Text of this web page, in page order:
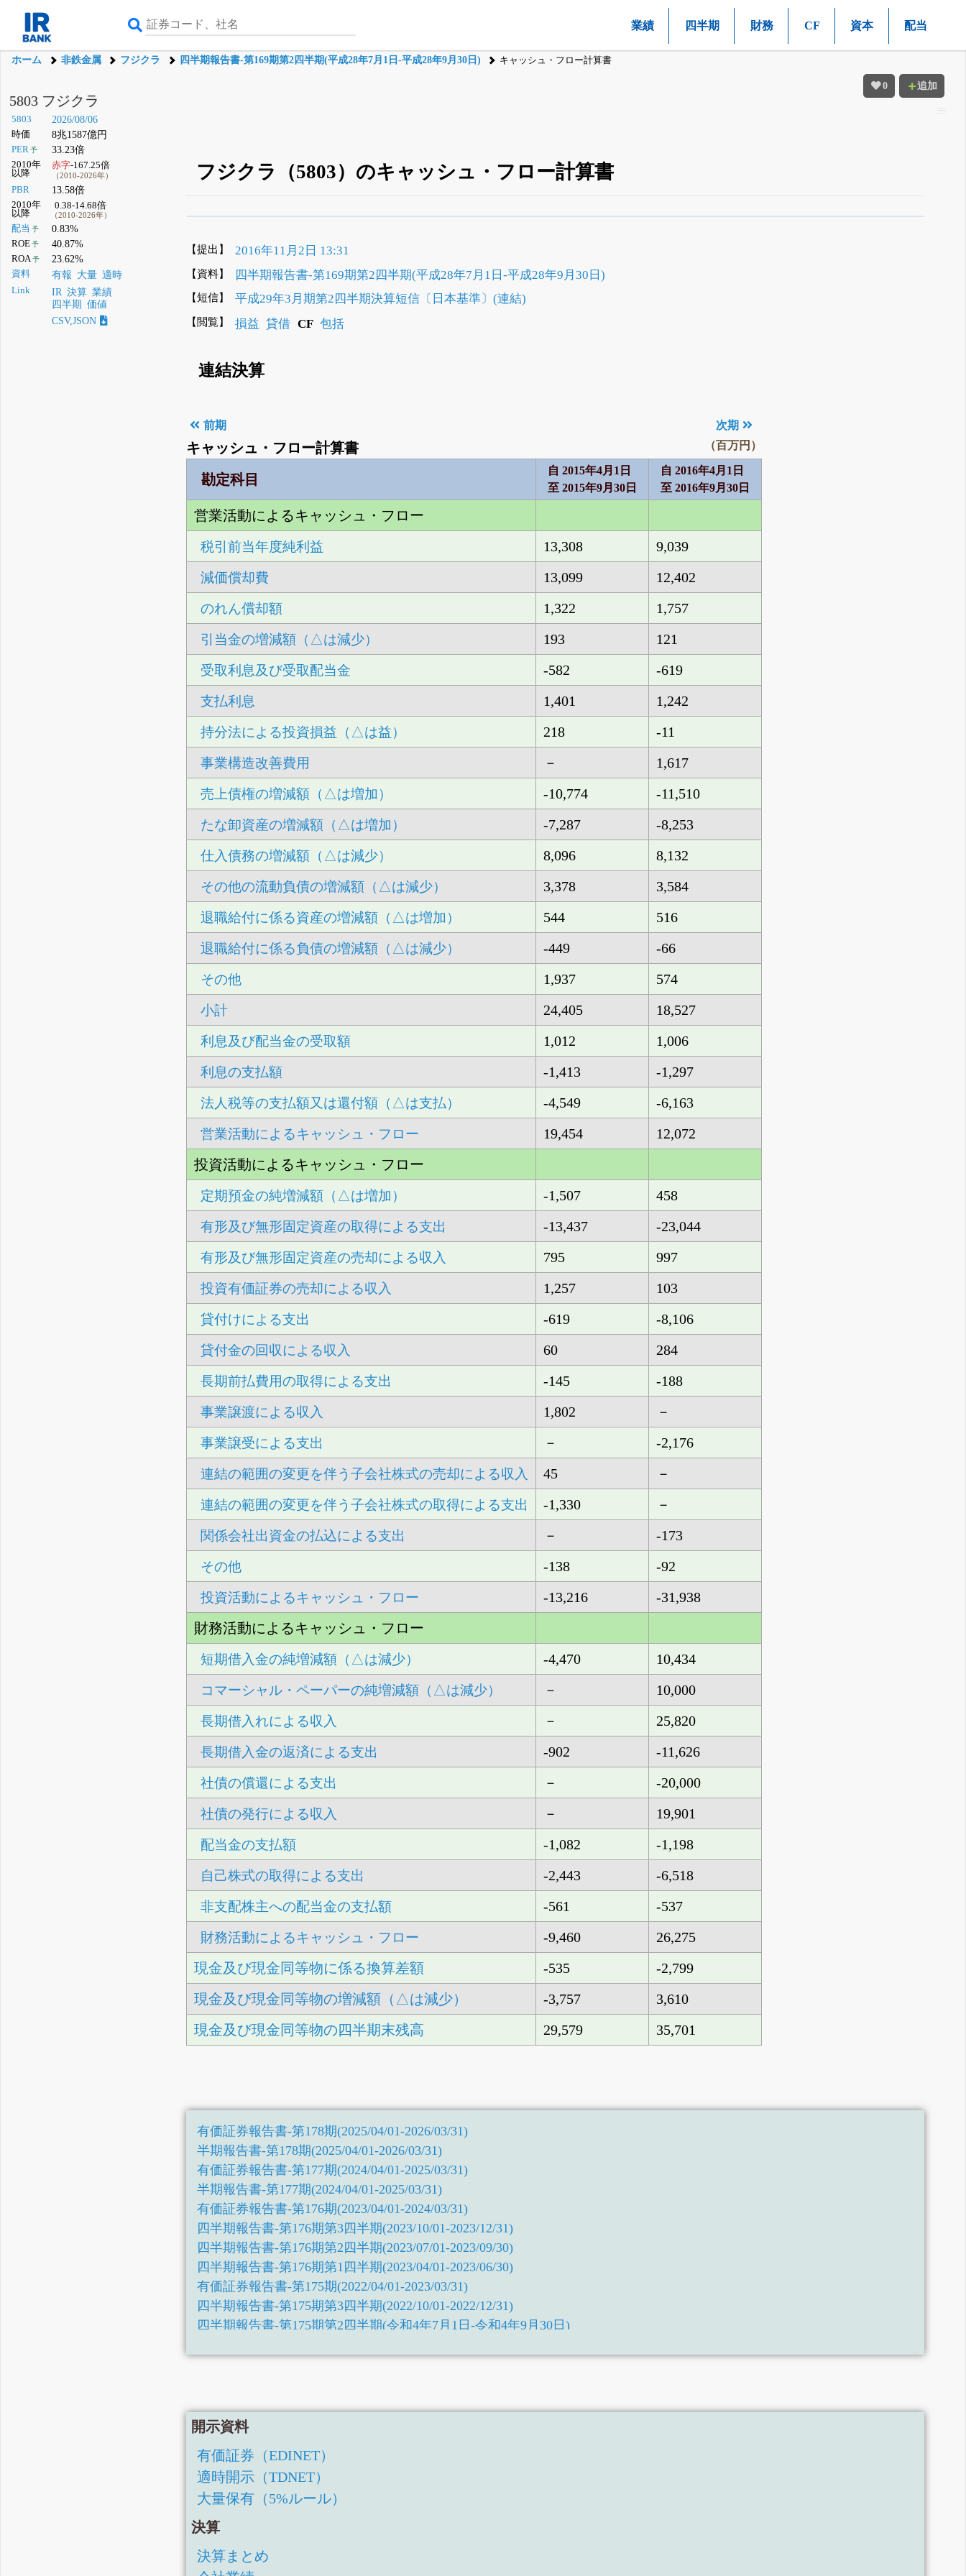
業績 四半期 財務 CF 資本 配当
ホーム 非鉄金属 フジクラ 四半期報告書-第169期第2四半期(平成28年7月1日-平成28年9月30日) キャッシュ・フロー計算書
0 追加
5803 フジクラ
5803 2026/08/06
時価 8兆1587億円
PER予 33.23倍
2010年
以降
赤字-167.25倍
（2010-2026年）
PBR 13.58倍
2010年
以降
0.38-14.68倍
（2010-2026年）
配当 予 0.83%
ROE予 40.87%
ROA 予 23.62%
資料 有報 大量 適時
Link IR 決算 業績
四半期 価値
CSV,JSON
フジクラ（5803）のキャッシュ・フロー計算書
無料でβ版をはじめる
登録すると永久30%OFFと米株版の先行利用も付きます
【提出】 2016年11月2日 13:31
【資料】 四半期報告書-第169期第2四半期(平成28年7月1日-平成28年9月30日)
【短信】 平成29年3月期第2四半期決算短信〔日本基準〕(連結)
【閲覧】 損益 貸借 CF 包括
連結決算
前期 次期
キャッシュ・フロー計算書 （百万円）
勘定科目
自 2015年4月1日
至 2015年9月30日
自 2016年4月1日
至 2016年9月30日
営業活動によるキャッシュ・フロー
税引前当年度純利益 13,308 9,039
減価償却費 13,099 12,402
のれん償却額 1,322 1,757
引当金の増減額（△は減少） 193 121
受取利息及び受取配当金 -582 -619
支払利息 1,401 1,242
持分法による投資損益（△は益） 218 -11
事業構造改善費用 － 1,617
売上債権の増減額（△は増加） -10,774 -11,510
たな卸資産の増減額（△は増加） -7,287 -8,253
仕入債務の増減額（△は減少） 8,096 8,132
その他の流動負債の増減額（△は減少） 3,378 3,584
退職給付に係る資産の増減額（△は増加） 544 516
退職給付に係る負債の増減額（△は減少） -449 -66
その他 1,937 574
小計 24,405 18,527
利息及び配当金の受取額 1,012 1,006
利息の支払額 -1,413 -1,297
法人税等の支払額又は還付額（△は支払） -4,549 -6,163
営業活動によるキャッシュ・フロー 19,454
12,072
投資活動によるキャッシュ・フロー
定期預金の純増減額（△は増加） -1,507 458
有形及び無形固定資産の取得による支出 -13,437 -23,044
有形及び無形固定資産の売却による収入 795 997
投資有価証券の売却による収入 1,257 103
貸付けによる支出 -619 -8,106
貸付金の回収による収入 60 284
長期前払費用の取得による支出 -145 -188
事業譲渡による収入 1,802 －
事業譲受による支出 － -2,176
連結の範囲の変更を伴う子会社株式の売却による収入 45 －
連結の範囲の変更を伴う子会社株式の取得による支出 -1,330 －
関係会社出資金の払込による支出 － -173
その他 -138 -92
投資活動によるキャッシュ・フロー -13,216
-31,938
財務活動によるキャッシュ・フロー
短期借入金の純増減額（△は減少） -4,470 10,434
コマーシャル・ペーパーの純増減額（△は減少） － 10,000
長期借入れによる収入 － 25,820
長期借入金の返済による支出 -902 -11,626
社債の償還による支出 － -20,000
社債の発行による収入 － 19,901
配当金の支払額 -1,082 -1,198
自己株式の取得による支出 -2,443 -6,518
非支配株主への配当金の支払額 -561 -537
財務活動によるキャッシュ・フロー -9,460
26,275
現金及び現金同等物に係る換算差額
-535
-2,799
現金及び現金同等物の増減額（△は減少）
-3,757
3,610
現金及び現金同等物の四半期末残高
29,579 35,701
有価証券報告書-第178期(2025/04/01-2026/03/31)
半期報告書-第178期(2025/04/01-2026/03/31)
有価証券報告書-第177期(2024/04/01-2025/03/31)
半期報告書-第177期(2024/04/01-2025/03/31)
有価証券報告書-第176期(2023/04/01-2024/03/31)
四半期報告書-第176期第3四半期(2023/10/01-2023/12/31)
四半期報告書-第176期第2四半期(2023/07/01-2023/09/30)
四半期報告書-第176期第1四半期(2023/04/01-2023/06/30)
有価証券報告書-第175期(2022/04/01-2023/03/31)
四半期報告書-第175期第3四半期(2022/10/01-2022/12/31)
四半期報告書-第175期第2四半期(令和4年7月1日-令和4年9月30日)
四半期報告書-第174期第1四半期(令和3年4月1日-令和3年6月30日)
四半期報告書-第173期第3四半期(令和2年10月1日-令和2年12月31日)
四半期報告書-第173期第2四半期(令和2年7月1日-令和2年9月30日)
四半期報告書-第173期第1四半期(令和2年4月1日-令和2年6月30日)
有価証券報告書-第172期(平成31年4月1日-令和2年3月31日)
四半期報告書-第172期第3四半期(令和1年10月1日-令和1年12月31日)
四半期報告書-第172期第2四半期(令和1年7月1日-令和1年9月30日)
開示資料
有価証券（EDINET）
適時開示（TDNET）
大量保有（5%ルール）
決算
決算まとめ